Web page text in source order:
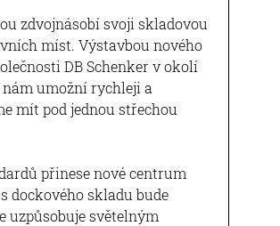
zdvojnásobí svoji skladovou
míst. Výstavbou nového
DB Schenker v okolí
umožní rychleji a
mít pod jednou střechou
přinese nové centrum
dockového skladu bude
uzpůsobuje světelným